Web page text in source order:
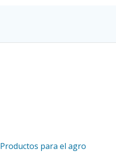
Productos para el agro